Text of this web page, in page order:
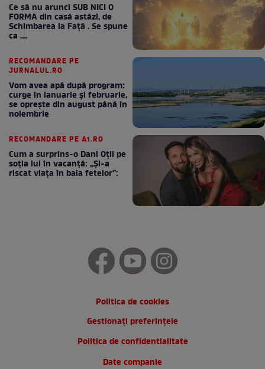
Ce să nu arunci SUB NICI O
FORMA din casă astăzi, de
Schimbarea la Față . Se spune
ca ....
RECOMANDARE PE
JURNALUL.RO
Vom avea apă după program:
curge în ianuarie și februarie,
se oprește din august până în
noiembrie
RECOMANDARE PE A1.RO
Cum a surprins-o Dani Oțil pe
soția lui în vacanță: „Și-a
riscat viața în baia fetelor”:
Politica de cookies
Gestionați preferințele
Politica de confidentialitate
Date companie